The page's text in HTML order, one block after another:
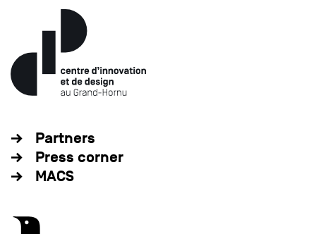
Partners
Press corner
MACS